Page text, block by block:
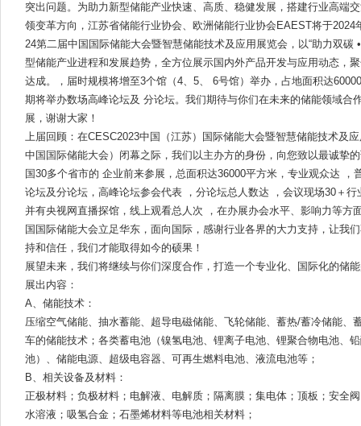
突出问题。为助力新型储能产业快速、高质、稳健发展，搭建行业高端
领变革方向，江苏省储能行业协会、欧洲储能行业协会EAEST将于2024
24第二届中国国际储能大会暨智慧储能技术及应用展览会，以“助力双碳
型储能产业进程和发展趋势，全方位展示国内外产品开发与应用动态，
达成。，届时规模将增至3个馆（4、5、 6号馆）举办，占地面积达
期将举办数场高峰论坛及 分论坛。我们期待与你们在未来的储能领域合
展，谢谢大家！
上届回顾：在CESC2023中国（江苏）国际储能大会暨智慧储能技术及
中国国际储能大会）闭幕之际，我们以主办方的身份，向您致以最诚挚
国30多个省市的 企业前来参展，总面积达36000平方米，专业观众达 ，
论坛及分论坛，高峰论坛参会代表 ，分论坛总人数达 ，会议现场30＋
并有央视网直播探馆，线上观看总人次 ，在办展办会水平、影响力等方
国国际储能大会立足华东，面向国际，感谢行业各界的大力支持，让我
持和信任，我们才能取得如今的硕果！
展望未来，我们将继续与你们深度合作，打造一个专业化、国际化的储
展出内容：
A、储能技术：
压缩空气储能、抽水蓄能、超导电磁储能、飞轮储能、蓄热/蓄冷储能、
车的储能技术；各类蓄电池（镍氢电池、锂离子电池、锂聚合物电池、
池）、储能电源、超级电容器、可再生燃料电池、液流电池等；
B、相关设备及材料：
正极材料；负极材料；电解液、电解质；隔离膜；集电体；顶板；安全
水溶液；吸氢合金；石墨烯材料等电池相关材料；